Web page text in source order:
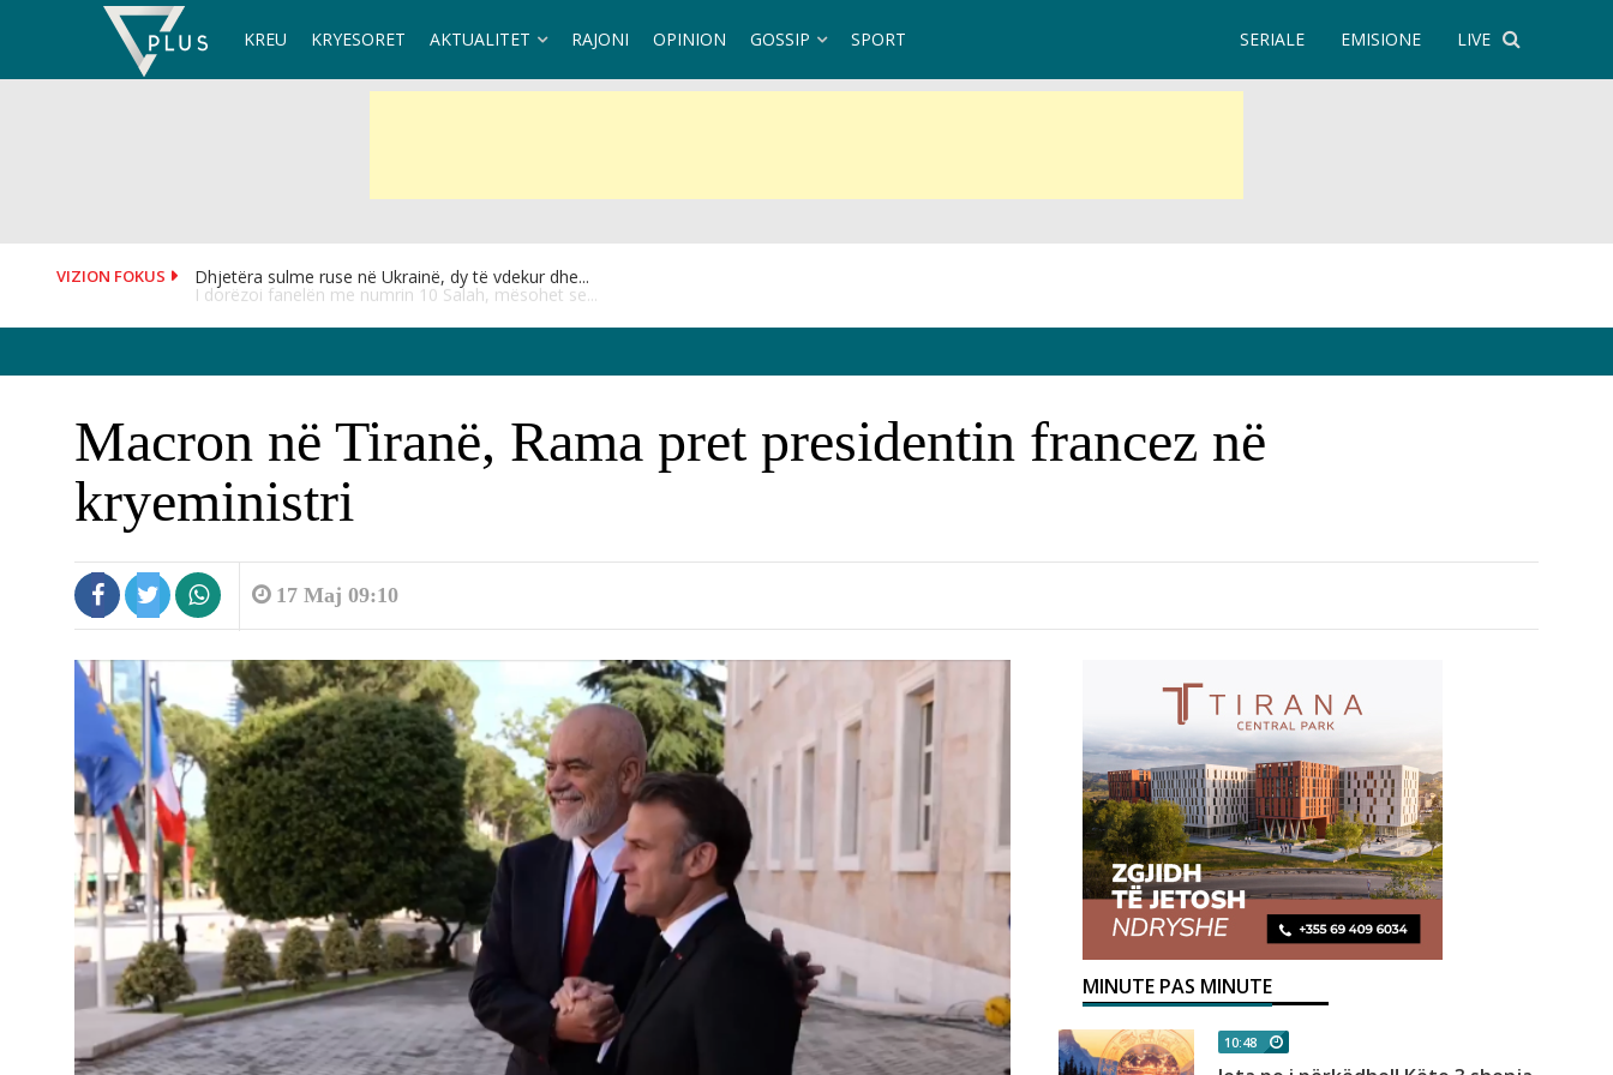
KREU KRYESORET AKTUALITET RAJONI OPINION GOSSIP SPORT LIVE
EMISIONE
SERIALE
VIZION FOKUS I dorëzoi fanelën me numrin 10 Salah, mësohet se...
Macron në Tiranë, Rama pret presidentin francez në
kryeministri
17 Maj 09:10
MINUTE PAS MINUTE
8:45 10:48